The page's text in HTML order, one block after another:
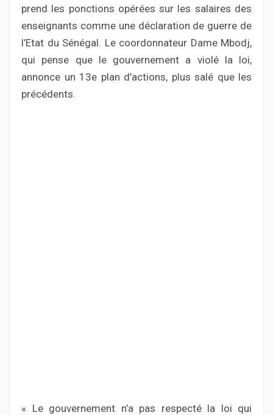
prend les ponctions opérées sur les salaires des
enseignants comme une déclaration de guerre de
l’Etat du Sénégal. Le coordonnateur Dame Mbodj,
qui pense que le gouvernement a violé la loi,
annonce un 13e plan d’actions, plus salé que les
précédents.
« Le gouvernement n’a pas respecté la loi qui